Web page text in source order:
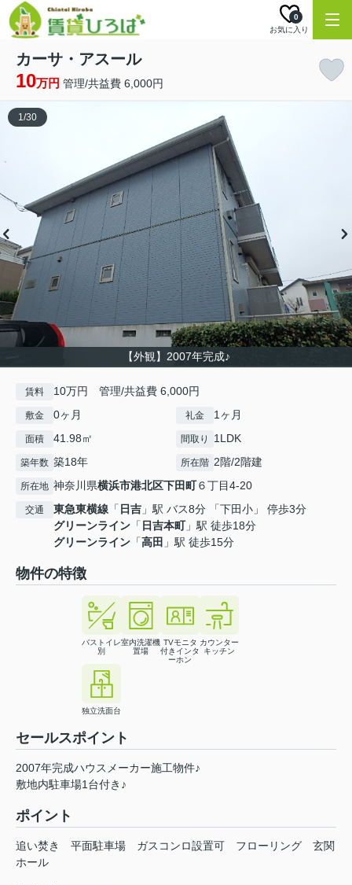
お気に入り
0
カーサ・アスール
10万円 管理/共益費 6,000円
【外観】2007年完成♪
1/30
賃料 10万円 管理/共益費 6,000円
敷金 0ヶ月 礼金 1ヶ月
面積 41.98㎡ 間取り 1LDK
築年数 築18年 所在階 2階/2階建
所在地 神奈川県横浜市港北区下田町６丁目4-20
交通 東急東横線 「 日吉 」駅 バス8分 「下田小」 停歩3分
グリーンライン 「 日吉本町」駅 徒歩18分
グリーンライン 「高田 」駅 徒歩15分
物件の特徴
バストイレ
別
室内洗濯機
置場
TVモニタ
付きインタ
ーホン
カウンター
キッチン
独立洗面台
セールスポイント
2007年完成ハウスメーカー施工物件♪
敷地内駐車場1台付き♪
ポイント
追い焚き 平面駐車場 ガスコンロ設置可 フローリング
玄関
ホール